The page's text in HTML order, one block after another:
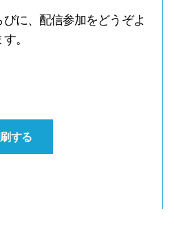
に、配信参加をどうぞよ
。
する